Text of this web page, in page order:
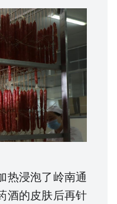
热浸泡了岭南通
酒的皮肤后再针